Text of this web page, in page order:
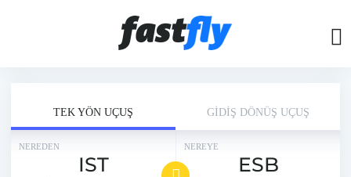
TEK YÖN UÇUŞ GİDİŞ DÖNÜŞ UÇUŞ
NEREDEN
IST
NEREYE
ESB